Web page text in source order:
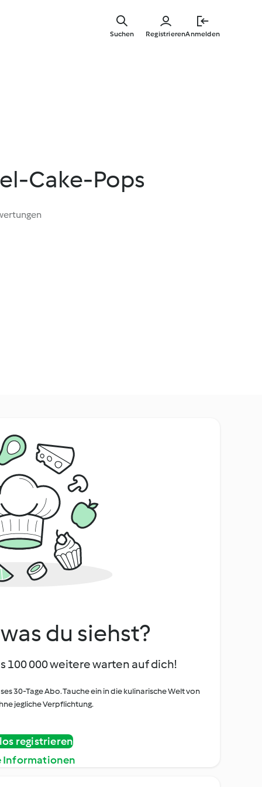
springen
RegistrierenAnmelden
Suchen
Cake-Pops
du siehst?
100 000 weitere warten auf dich!
30-Tage Abo. Tauche ein in die kulinarische Welt von
jegliche Verpflichtung.
registrieren
Informationen